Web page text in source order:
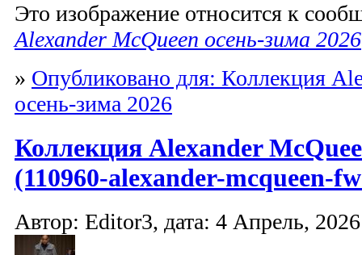
Это изображение относится к
Alexander McQueen осень-зима 2026
» Опубликовано для: Коллекция
осень-зима 2026
Коллекция Alexander
(110960-alexander-mcqueen-
Автор: Editor3, дата: 4 Апрель,